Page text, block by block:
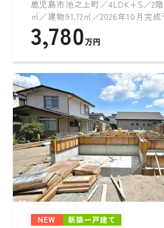
鹿児島市池之上町／4LDK+S／2
㎡／建物91.72㎡／2026年10月完成
3,780万円
NEW 新築一戸建て